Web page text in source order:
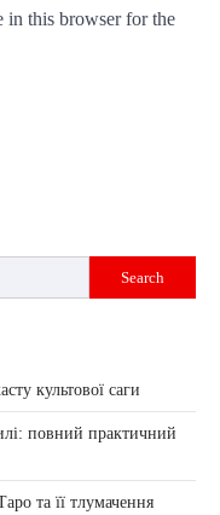
in this browser for the
Search
культової саги
повний практичний
та її тлумачення